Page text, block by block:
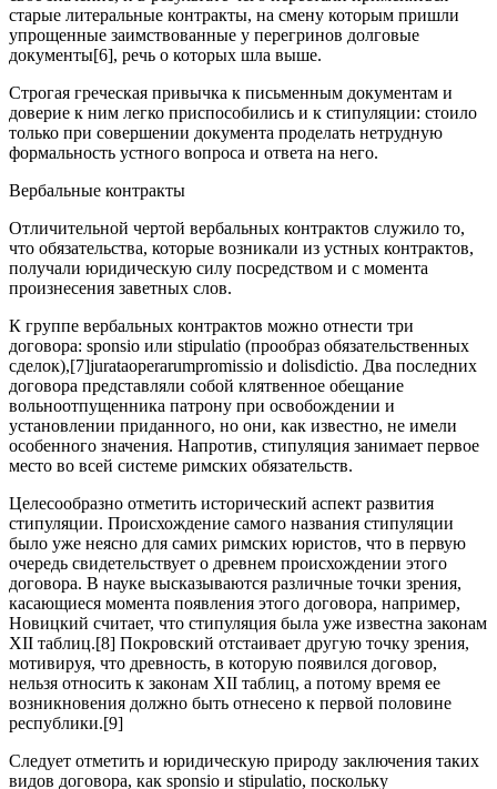
старые литеральные контракты, на смену которым пришли
упрощенные заимствованные у перегринов долговые
документы[6], речь о которых шла выше.
Строгая греческая привычка к письменным документам и
доверие к ним легко приспособились и к стипуляции: стоило
только при совершении документа проделать нетрудную
формальность устного вопроса и ответа на него.
Вербальные контракты
Отличительной чертой вербальных контрактов служило то,
что обязательства, которые возникали из устных контрактов,
получали юридическую силу посредством и с момента
произнесения заветных слов.
К группе вербальных контрактов можно отнести три
договора: sponsio или stipulatio (прообраз обязательственных
сделок),[7]jurataoperarumpromissio и dolisdictio. Два последних
договора представляли собой клятвенное обещание
вольноотпущенника патрону при освобождении и
установлении приданного, но они, как известно, не имели
особенного значения. Напротив, стипуляция занимает первое
место во всей системе римских обязательств.
Целесообразно отметить исторический аспект развития
стипуляции. Происхождение самого названия стипуляции
было уже неясно для самих римских юристов, что в первую
очередь свидетельствует о древнем происхождении этого
договора. В науке высказываются различные точки зрения,
касающиеся момента появления этого договора, например,
Новицкий считает, что стипуляция была уже известна законам
XII таблиц.[8] Покровский отстаивает другую точку зрения,
мотивируя, что древность, в которую появился договор,
нельзя относить к законам XII таблиц, а потому время ее
возникновения должно быть отнесено к первой половине
республики.[9]
Следует отметить и юридическую природу заключения таких
видов договора, как sponsio и stipulatio, поскольку